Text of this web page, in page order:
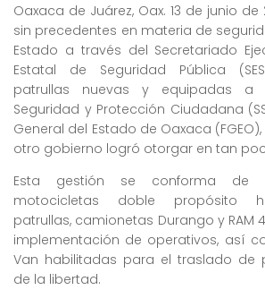
Oaxaca de Juárez, Oax. 13 de junio de
sin precedentes en materia de
Estado a través del Secretariado
Estatal de Seguridad Pública
patrullas nuevas y equipadas a
Seguridad y Protección Ciudadana
General del Estado de Oaxaca
otro gobierno logró otorgar en tan
Esta gestión se conforma de
motocicletas doble propósito
patrullas, camionetas Durango y RAM
implementación de operativos, así
Van habilitadas para el traslado de
de la libertad.